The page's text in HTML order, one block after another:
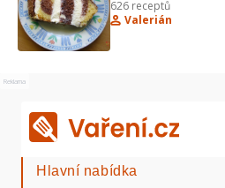
626 receptů
Valerián
Reklama
Hlavní nabídka